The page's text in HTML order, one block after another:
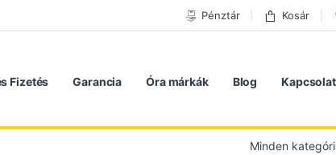
Pénztár Kosár
Fizetés Garancia Óra márkák Blog Kapcsolat